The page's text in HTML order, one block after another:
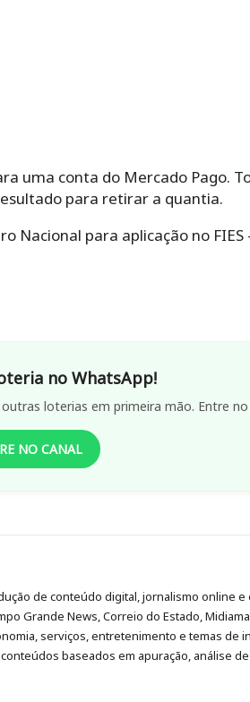
uma conta do Mercado Pago.
para retirar a quantia.
Nacional para aplicação no FIES
no WhatsApp!
loterias em primeira mão. Entre
NO CANAL
de conteúdo digital, jornalismo online e
Grande News, Correio do Estado,
serviços, entretenimento e temas de
baseados em apuração, análise